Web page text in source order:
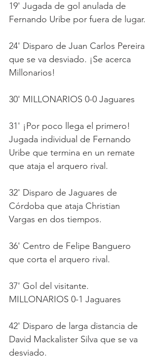
19' Jugada de gol anulada de
Fernando Uribe por fuera de lugar.
24' Disparo de Juan Carlos Pereira
que se va desviado. ¡Se acerca
Millonarios!
30' MILLONARIOS 0-0 Jaguares
31' ¡Por poco llega el primero!
Jugada individual de Fernando
Uribe que termina en un remate
que ataja el arquero rival.
32' Disparo de Jaguares de
Córdoba que ataja Christian
Vargas en dos tiempos.
36' Centro de Felipe Banguero
que corta el arquero rival.
37' Gol del visitante.
MILLONARIOS 0-1 Jaguares
42' Disparo de larga distancia de
David Mackalister Silva que se va
desviado.